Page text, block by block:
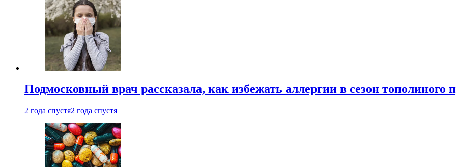
Подмосковный врач рассказала, как избежать аллергии в сезон тополиного
2 года спустя2 года спустя